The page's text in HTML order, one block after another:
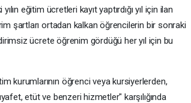
eğitim ücretleri kayıt yaptırdığı yıl için ilan
şartları ortadan kalkan öğrencilerin bir sonraki
ücrete öğrenim gördüğü her yıl için bu
kurumlarının öğrenci veya kursiyerlerden,
etüt ve benzeri hizmetler" karşılığında